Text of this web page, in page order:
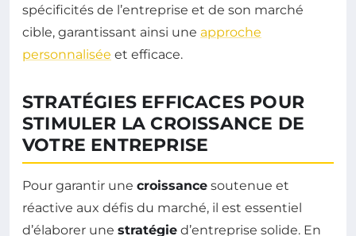
spécificités de l’entreprise et de son marché
cible, garantissant ainsi une approche
personnalisée et efficace.
STRATÉGIES EFFICACES POUR
STIMULER LA CROISSANCE DE
VOTRE ENTREPRISE
Pour garantir une croissance soutenue et
réactive aux défis du marché, il est essentiel
d’élaborer une stratégie d’entreprise solide. En